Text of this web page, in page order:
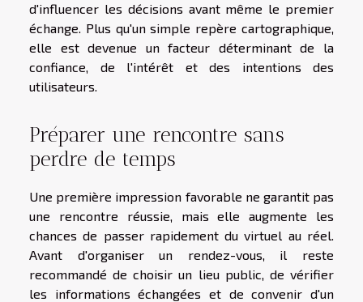
d'influencer les décisions avant même le premier
échange. Plus qu'un simple repère cartographique,
elle est devenue un facteur déterminant de la
confiance, de l'intérêt et des intentions des
utilisateurs.
Préparer une rencontre sans
perdre de temps
Une première impression favorable ne garantit pas
une rencontre réussie, mais elle augmente les
chances de passer rapidement du virtuel au réel.
Avant d'organiser un rendez-vous, il reste
recommandé de choisir un lieu public, de vérifier
les informations échangées et de convenir d'un